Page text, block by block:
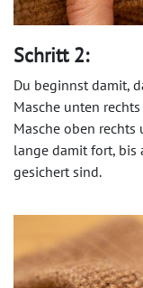
Schritt 2:
Du beginnst damit,
Masche unten
Masche oben rechts
lange damit fort, bis
gesichert sind.